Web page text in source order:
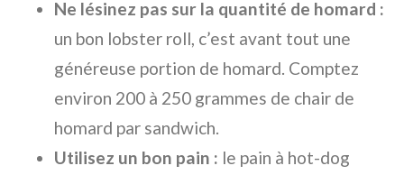
Ne lésinez pas sur la quantité de homard :
un bon lobster roll, c’est avant tout une
généreuse portion de homard. Comptez
environ 200 à 250 grammes de chair de
homard par sandwich.
Utilisez un bon pain : le pain à hot-dog